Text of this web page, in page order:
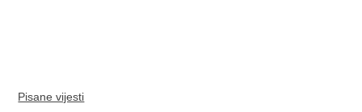
Pisane vijesti